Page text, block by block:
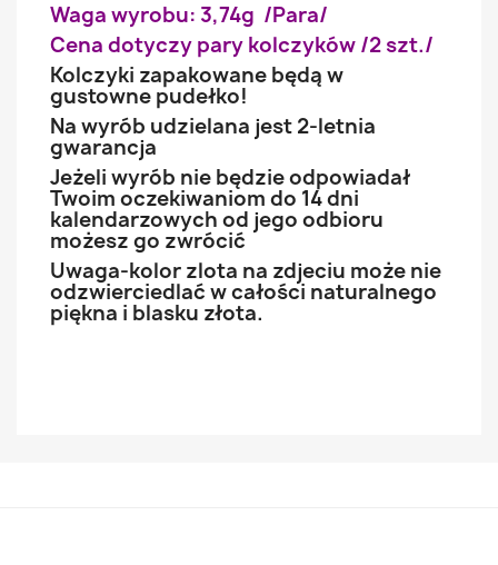
Waga wyrobu: 3,74g /Para/
Cena dotyczy pary kolczyków /2 szt./
Kolczyki zapakowane będą w
gustowne pudełko!
Na wyrób udzielana jest 2-letnia
gwarancja
Jeżeli wyrób nie będzie odpowiadał
Twoim oczekiwaniom do 14 dni
kalendarzowych od jego odbioru
możesz go zwrócić
Uwaga-kolor zlota na zdjeciu może nie
odzwierciedlać w całości naturalnego
piękna i blasku złota.